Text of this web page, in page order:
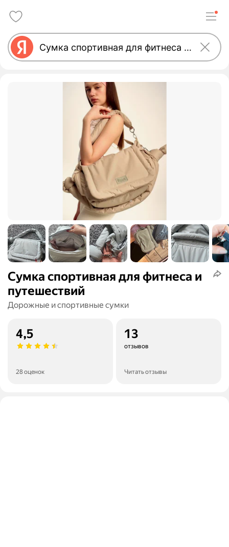
Сумка спортивная для фитнеса и
путешествий
Дорожные и спортивные сумки
4,5
28 оценок
13
отзывов
Читать отзывы